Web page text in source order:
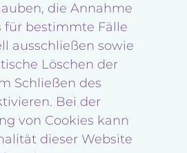
die Annahme
für bestimmte Fälle
ausschließen sowie
Löschen der
Schließen des
Bei der
von Cookies kann
dieser Website